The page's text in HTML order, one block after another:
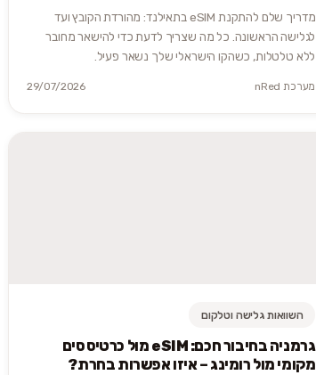
מדריך שלם להתקנת eSIM בתאילנד: מהורדת הקובץ ועד
לגלישה הראשונה. כל מה שצריך לדעת כדי להישאר מחובר
ללא טלטלות, כשהקו הישראלי שלך נשאר פעיל.
מערכת nRed 29/07/2026
השוואות גלישה וטלקום
גרמניה בחיבור חכם: eSIM מול כרטיס סים
מקומי מול רומינג – איזו אפשרות בחרת?